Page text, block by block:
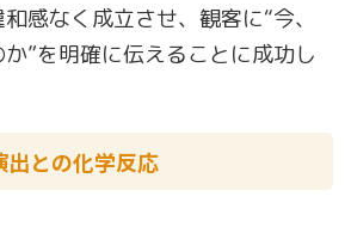
感なく成立させ、観客に“今、
”を明確に伝えることに成功し
との化学反応